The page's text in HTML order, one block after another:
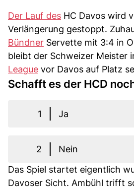
Der Lauf des HC Davos wird
Verlängerung gestoppt.
Bündner Servette mit 3:4 in
bleibt der Schweizer Meister
League vor Davos auf Platz
Schafft es der HCD
1 Ja
2
Nein
Das Spiel startet eigentlich
Davoser Sicht. Ambühl trifft